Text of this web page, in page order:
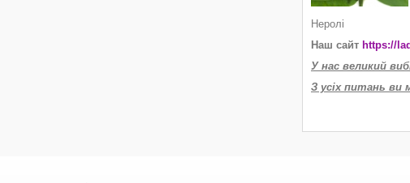
Неролі
Наш сайт https://
У нас великий
З усіх питань ви